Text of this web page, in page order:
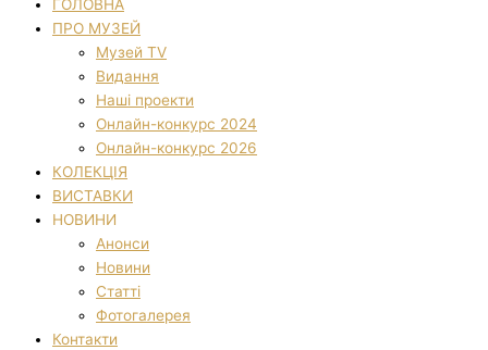
ГОЛОВНА
ПРО МУЗЕЙ
Музей TV
Видання
Наші проекти
Онлайн-конкурс 2024
Онлайн-конкурс 2026
КОЛЕКЦІЯ
ВИСТАВКИ
НОВИНИ
Анонси
Новини
Статті
Фотогалерея
Контакти